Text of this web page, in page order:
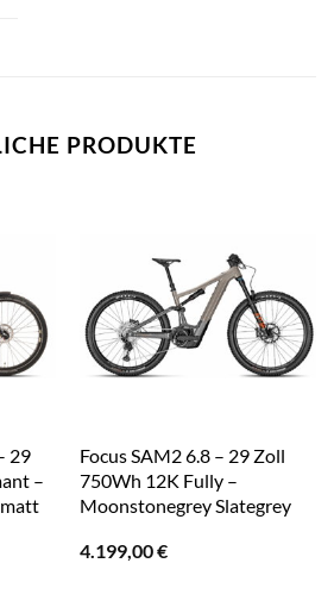
PRODUKTE
29
–
Focus SAM2 6.8 – 29 Zoll
750Wh 12K Fully –
Moonstonegrey Slategrey
4.199,00€